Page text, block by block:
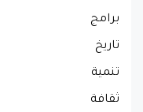
برامج
تاريخ
تنمية
ثقافة